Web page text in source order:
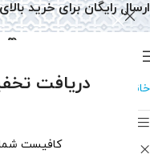
کافیست
خانه فروشگاه
فیروزه
ارسال رایگان برای خرید بالای 3میلیون